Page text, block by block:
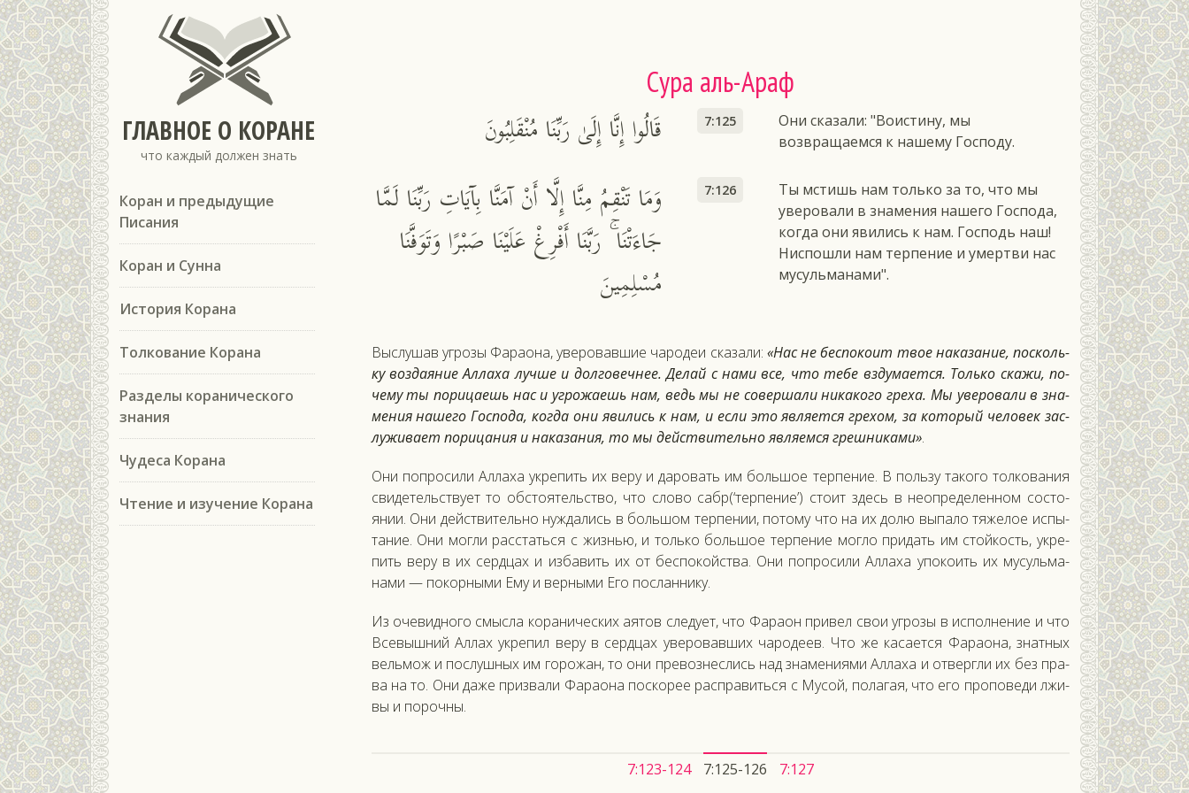
ГЛАВНОЕ О КОРАНЕ
что каждый должен знать
Коран и предыдущие
Писания
Коран и Сунна
История Корана
Толкование Корана
Разделы коранического
знания
Чудеса Корана
Чтение и изучение Корана
Сура аль-Араф
قَالُوا إِنَّا إِلَىٰ رَبِّنَا مُنْقَلِبُونَ 7:125
Они сказали: "Воистину, мы
возвращаемся к нашему Господу.
وَمَا تَنْقِمُ مِنَّا إِلَّا أَنْ آمَنَّا بِآيَاتِ رَبِّنَا لَمَّا
جَاءَتْنَا ۚ رَبَّنَا أَفْرِغْ عَلَيْنَا صَبْرًا وَتَوَفَّنَا
مُسْلِمِينَ
7:126
Ты мстишь нам только за то, что мы
уверовали в знамения нашего Господа,
когда они явились к нам. Господь наш!
Ниспошли нам терпение и умертви нас
мусульманами".
Выс­лу­шав уг­ро­зы Фа­ра­она, уве­ровав­шие ча­родеи ска­зали: «Нас не бес­по­ко­ит твое на­каза­ние, пос­коль­
ку воз­да­яние Ал­ла­ха луч­ше и дол­го­веч­нее. Де­лай с на­ми все, что те­бе взду­ма­ет­ся. Толь­ко ска­жи, по­
чему ты по­рица­ешь нас и уг­ро­жа­ешь нам, ведь мы не со­вер­ша­ли ни­како­го гре­ха. Мы уве­рова­ли в зна­
мения на­шего Гос­по­да, ког­да они яви­лись к нам, и ес­ли это яв­ля­ет­ся гре­хом, за ко­торый че­ловек зас­
лу­жива­ет по­рица­ния и на­каза­ния, то мы дей­стви­тель­но яв­ля­ем­ся греш­ни­ками».
Они поп­ро­сили Ал­ла­ха ук­ре­пить их ве­ру и да­ровать им боль­шое тер­пе­ние. В поль­зу та­кого тол­ко­вания
сви­детель­ству­ет то об­сто­ятель­ство, что сло­во сабр(‘тер­пе­ние’) сто­ит здесь в не­оп­ре­делен­ном сос­то­
янии. Они дей­стви­тель­но нуж­да­лись в боль­шом тер­пе­нии, по­тому что на их до­лю вы­пало тя­желое ис­пы­
тание. Они мог­ли рас­стать­ся с жизнью, и толь­ко боль­шое тер­пе­ние мог­ло при­дать им стой­кость, ук­ре­
пить ве­ру в их сер­дцах и из­ба­вить их от бес­по­кой­ства. Они поп­ро­сили Ал­ла­ха упо­ко­ить их му­суль­ма­
нами — по­кор­ны­ми Ему и вер­ны­ми Его пос­ланни­ку.
Из оче­вид­но­го смыс­ла ко­рани­чес­ких а­ятов сле­ду­ет, что Фа­ра­он при­вел свои уг­ро­зы в ис­полне­ние и что
Все­выш­ний Ал­лах ук­ре­пил ве­ру в сер­дцах уве­ровав­ших ча­роде­ев. Что же ка­са­ет­ся Фа­ра­она, знат­ных
вель­мож и пос­лушных им го­рожан, то они пре­воз­неслись над зна­мени­ями Ал­ла­ха и от­вер­гли их без пра­
ва на то. Они да­же приз­ва­ли Фа­ра­она пос­ко­рее рас­пра­вить­ся с Му­сой, по­лагая, что его про­пове­ди лжи­
вы и по­роч­ны.
7:123-124 7:125-126 7:127